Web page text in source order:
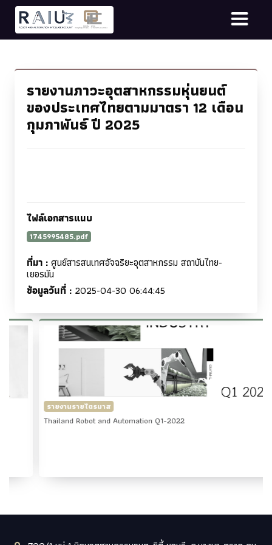
รายงานภาวะอุตสาหกรรมหุ่นยนต์
ของประเทศไทยตามมาตรา 12 เดือน
กุมภาพันธ์ ปี 2025
ไฟล์เอกสารแนบ
1745995485.pdf
ที่มา : ศูนย์สารสนเทศอัจฉริยะอุตสาหกรรม สถาบันไทย-
เยอรมัน
ข้อมูลวันที่ : 2025-04-30 06:44:45
รายงานรายไตรมาส
Thailand Robot and Automation Q1-2022